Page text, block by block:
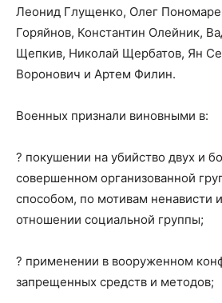
Леонид Глущенко, Олег
Горяйнов, Константин Олейник,
Щепкив, Николай Щербатов, Ян
Воронович и Артем Филин.
Военных признали виновными в:
? покушении на убийство двух и
совершенном организованной
способом, по мотивам ненависти
отношении социальной группы;
? применении в вооруженном
запрещенных средств и методов;